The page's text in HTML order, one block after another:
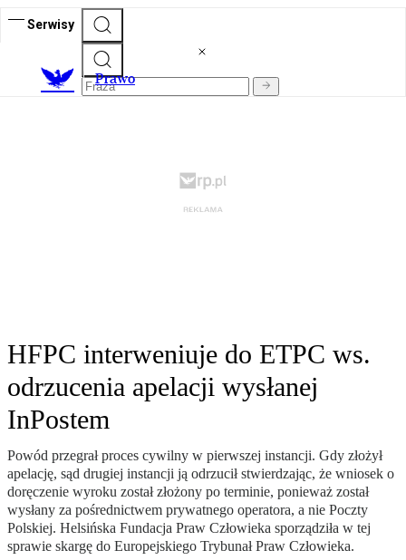
Serwisy
Prawo
HFPC interweniuje do ETPC ws.
odrzucenia apelacji wysłanej
InPostem
Powód przegrał proces cywilny w pierwszej instancji. Gdy złożył
apelację, sąd drugiej instancji ją odrzucił stwierdzając, że wniosek o
doręczenie wyroku został złożony po terminie, ponieważ został
wysłany za pośrednictwem prywatnego operatora, a nie Poczty
Polskiej. Helsińska Fundacja Praw Człowieka sporządziła w tej
sprawie skargę do Europejskiego Trybunał Praw Człowieka.